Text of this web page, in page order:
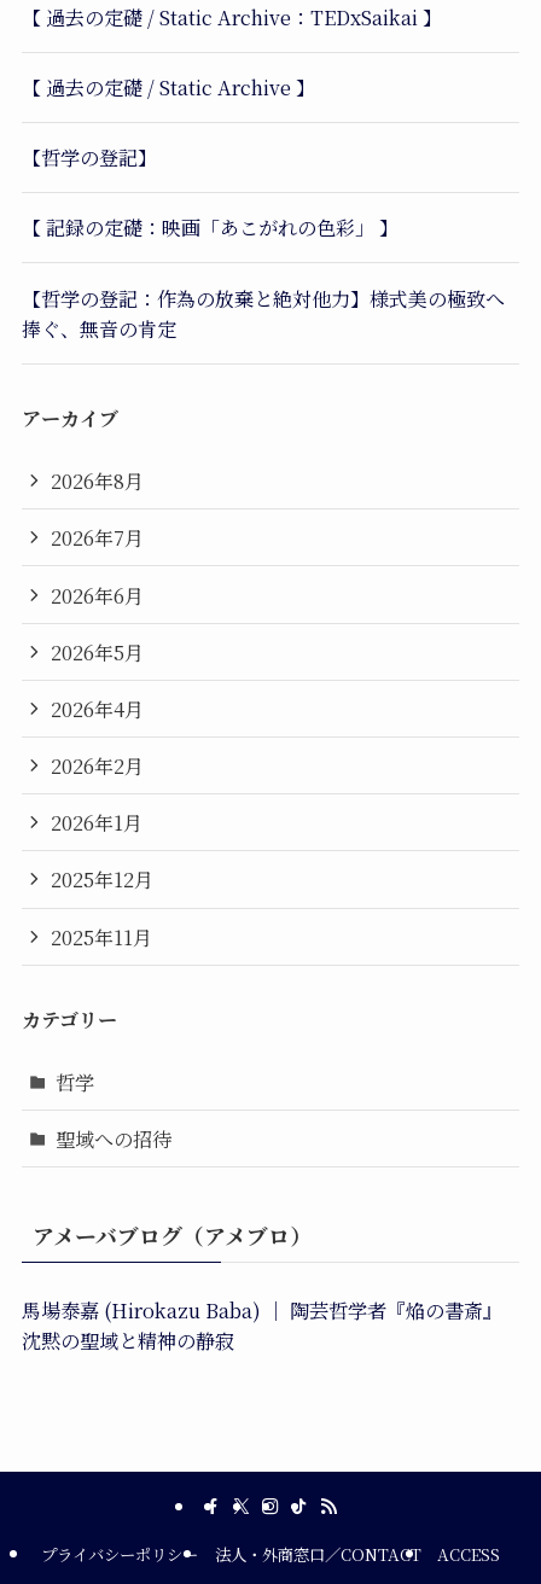
【 過去の定礎 / Static Archive：TEDxSaikai 】
【 過去の定礎 / Static Archive 】
【哲学の登記】
【 記録の定礎：映画「あこがれの色彩」 】
【哲学の登記：作為の放棄と絶対他力】様式美の極致へ
捧ぐ、無音の肯定
アーカイブ
2026年8月
2026年7月
2026年6月
2026年5月
2026年4月
2026年2月
2026年1月
2025年12月
2025年11月
カテゴリー
哲学
聖域への招待
アメーバブログ（アメブロ）
馬場泰嘉 (Hirokazu Baba) ｜ 陶芸哲学者『焔の書斎』
沈黙の聖域と精神の静寂
プライバシーポリシー 法人・外商窓口／CONTACT ACCESS